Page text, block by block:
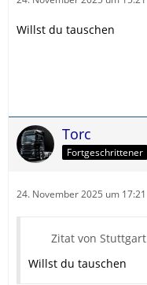
Willst du tauschen
Torc
Fortgeschrittener
24. November 2025 um 17:21
Zitat von Stuttgart
Willst du tauschen